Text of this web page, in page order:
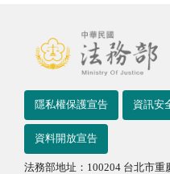
隱私權保護宣告 資訊安
資料開放宣告
法務部地址：100204 台北市